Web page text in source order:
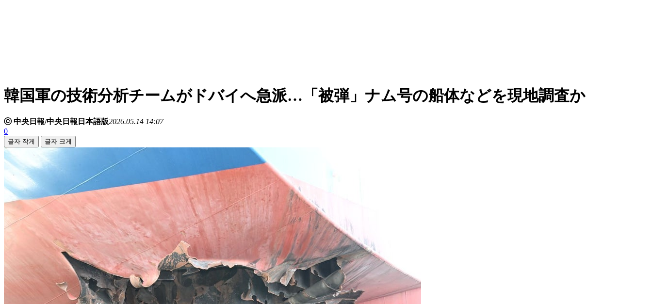
韓国軍の技術分析チームがドバイへ急派…「被弾」ナム号の船体などを現地調査か
ⓒ 中央日報/中央日報日本語版2026.05.14 14:07
0
글자 작게 글자 크게